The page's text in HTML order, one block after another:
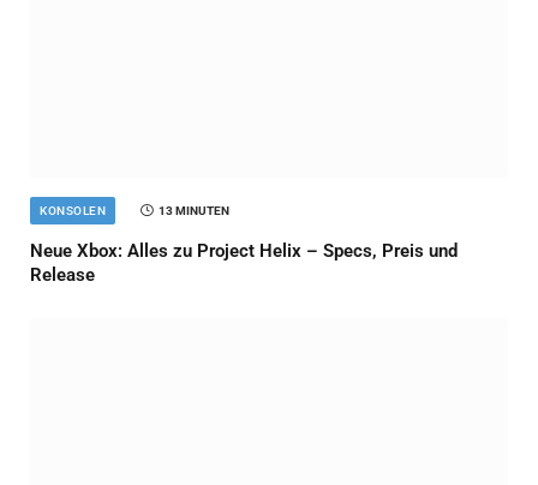
KONSOLEN 13 MINUTEN
Neue Xbox: Alles zu Project Helix – Specs, Preis und
Release